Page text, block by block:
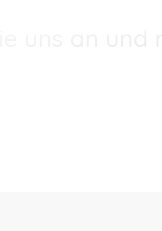
uns an